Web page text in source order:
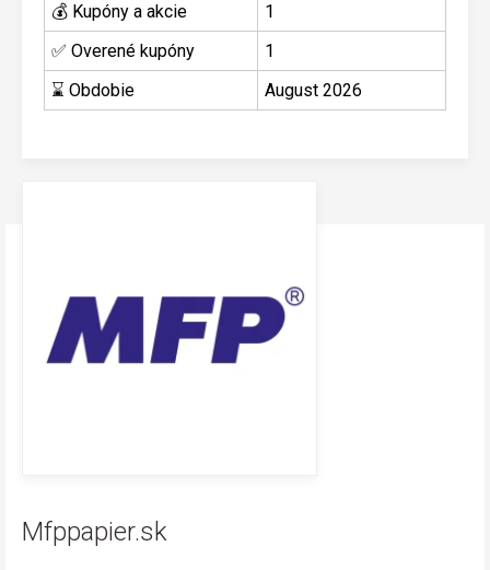
💰 Kupóny a akcie
1
✅ Overené kupóny
1
⌛ Obdobie
August 2026
Mfppapier.sk